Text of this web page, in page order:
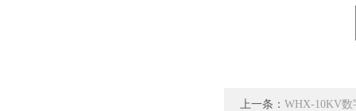
上一条： WHX-10KV数